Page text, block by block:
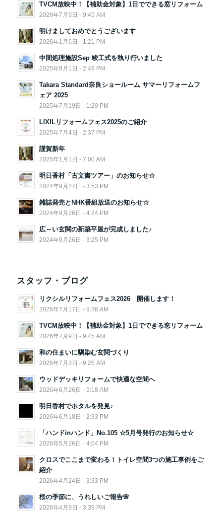
TVCM放映中！【補助金対象】1日でできる窓リフォーム
2026年7月9日 - 9:45 AM
明けましておめでとうございます
2026年1月6日 - 1:21 PM
中間処理施設Sep 竣工式を執り行いました
2025年9月1日 - 2:49 PM
Takara Standard奈良ショールーム サマーリフォームフ
ェア 2025
2025年7月19日 - 1:29 PM
LIXILリフォームフェス2025のご紹介
2025年7月4日 - 2:37 PM
謹賀新年
2025年1月1日 - 7:00 AM
明日香村「古文書ツアー」のお知らせ☆
2024年9月27日 - 3:53 PM
雑誌発売とNHK番組放送のお知らせ☆
2024年9月26日 - 4:24 PM
広～い玄関の新築平屋が完成しました♪
2024年9月26日 - 3:25 PM
スタッフ・ブログ
リクシルリフォームフェス2026 開催します！
2026年7月17日 - 9:36 AM
TVCM放映中！【補助金対象】1日でできる窓リフォーム
2026年7月9日 - 9:45 AM
和の住まいに馴染む玄関づくり
2026年7月3日 - 9:26 AM
ウッドデッキリフォームで快適な空間へ
2026年6月26日 - 9:18 AM
明日香村でホタルを発見♪
2026年6月18日 - 2:33 PM
「ハンドinハンド」No.105 ☆5月号発行のお知らせ☆
2026年5月26日 - 4:04 PM
クロスでここまで変わる！トイレ空間3つの施工事例をご
紹介
2026年4月24日 - 3:33 PM
桜の季節に、うれしいご報告🌸
2026年4月9日 - 3:39 PM